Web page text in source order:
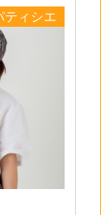
ティシエ